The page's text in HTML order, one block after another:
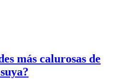
más calurosas de